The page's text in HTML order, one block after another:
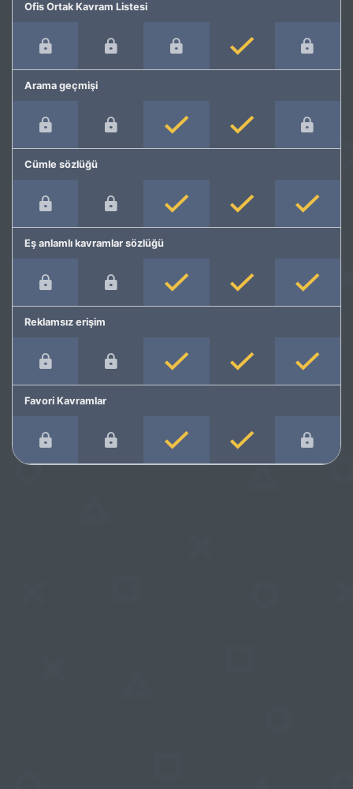
Ofis Ortak Kavram Listesi
Arama geçmişi
Cümle sözlüğü
Eş anlamlı kavramlar sözlüğü
Reklamsız erişim
Favori Kavramlar